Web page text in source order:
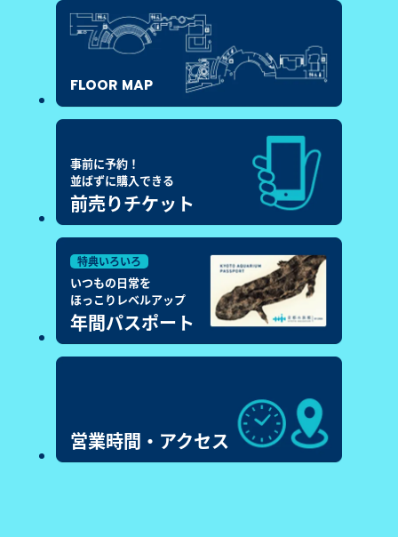
FLOOR MAP
事前に予約！
並ばずに購入できる
前売りチケット
特典いろいろ
いつもの日常を
ほっこりレベルアップ
年間パスポート
営業時間・アクセス